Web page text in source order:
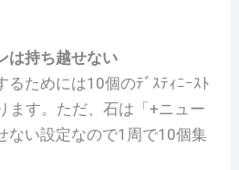
は持ち越せない
るためには10個のﾃﾞｽﾃｨﾆｰｽﾄ
ます。ただ、石は「+ニュー
ない設定なので1周で10個集